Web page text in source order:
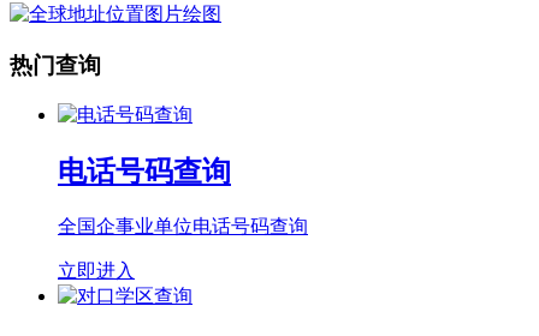
热门查询
电话号码查询
全国企事业单位电话号码查询
立即进入